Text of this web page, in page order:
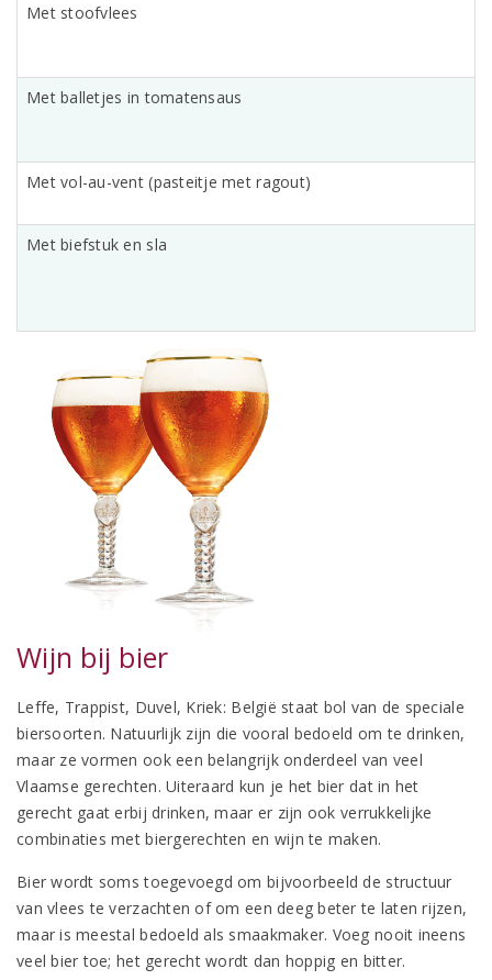
Met stoofvlees
Met balletjes in tomatensaus
Met vol-au-vent (pasteitje met ragout)
Met biefstuk en sla
Wijn bij bier
Leffe, Trappist, Duvel, Kriek: België staat bol van de speciale
biersoorten. Natuurlijk zijn die vooral bedoeld om te drinken,
maar ze vormen ook een belangrijk onderdeel van veel
Vlaamse gerechten. Uiteraard kun je het bier dat in het
gerecht gaat erbij drinken, maar er zijn ook verrukkelijke
combinaties met biergerechten en wijn te maken.
Bier wordt soms toegevoegd om bijvoorbeeld de structuur
van vlees te verzachten of om een deeg beter te laten rijzen,
maar is meestal bedoeld als smaakmaker. Voeg nooit ineens
veel bier toe; het gerecht wordt dan hoppig en bitter.